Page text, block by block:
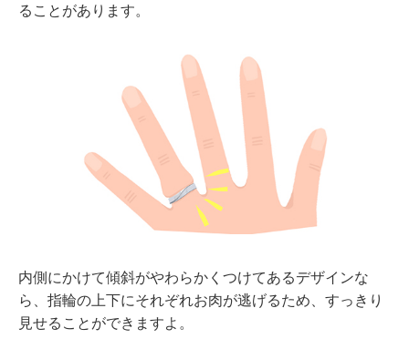
ることがあります。
内側にかけて傾斜がやわらかくつけてあるデザインな
ら、指輪の上下にそれぞれお肉が逃げるため、すっきり
見せることができますよ。